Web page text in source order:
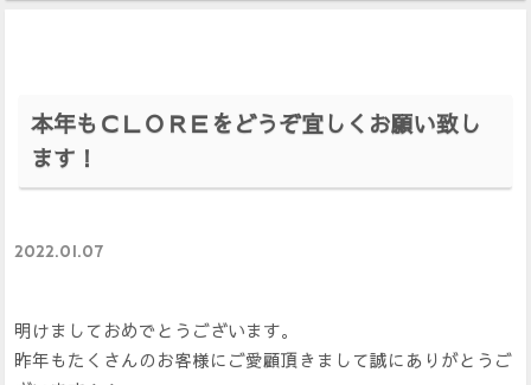
本年もＣＬＯＲＥをどうぞ宜しくお願い致し
ます！
2022.01.07
明けましておめでとうございます。
昨年もたくさんのお客様にご愛顧頂きまして誠にありがとうご